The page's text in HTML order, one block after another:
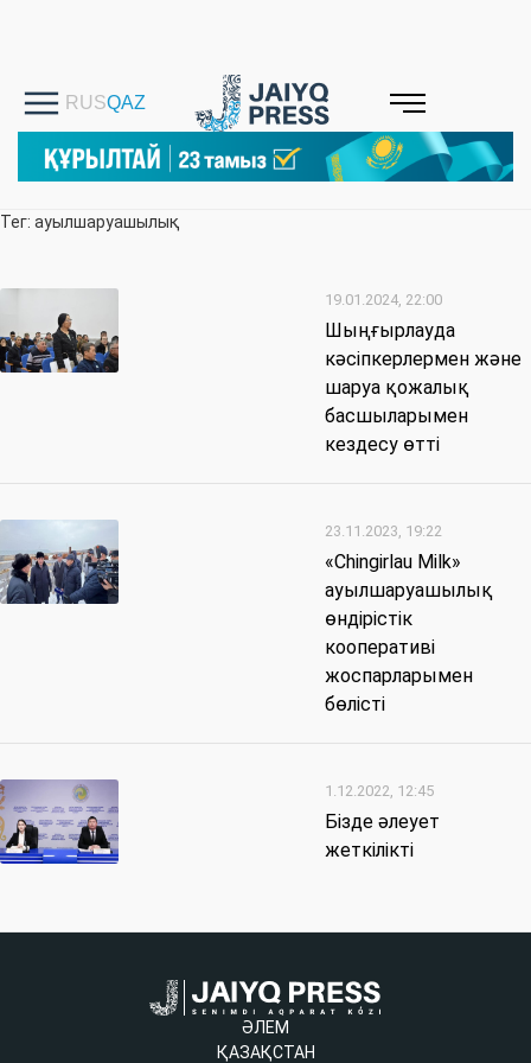
Тег: ауылшаруашылық
19.01.2024, 22:00
Шыңғырлауда
кәсіпкерлермен және
шаруа қожалық
басшыларымен
кездесу өтті
23.11.2023, 19:22
«Chingirlau Milk»
ауылшаруашылық
өндірістік
кооперативі
жоспарларымен
бөлісті
1.12.2022, 12:45
Бізде әлеует
жеткілікті
ӘЛЕМ
ҚАЗАҚСТАН